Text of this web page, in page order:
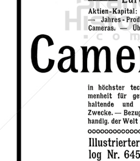
ICA AKTIENGESELLSCHAFT, DRESDEN
1911